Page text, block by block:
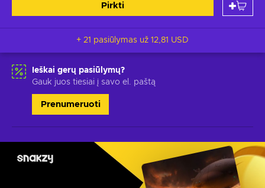
Pirkti
+ 21 pasiūlymas už 12,81 USD
Ieškai gerų pasiūlymų?
Gauk juos tiesiai į savo el. paštą
Prenumeruoti